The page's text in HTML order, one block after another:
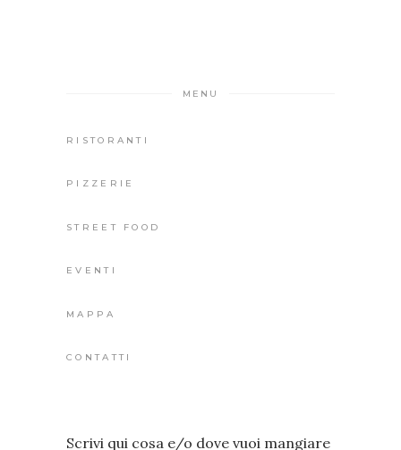
MENU
RISTORANTI
PIZZERIE
STREET FOOD
EVENTI
MAPPA
CONTATTI
Scrivi qui cosa e/o dove vuoi mangiare